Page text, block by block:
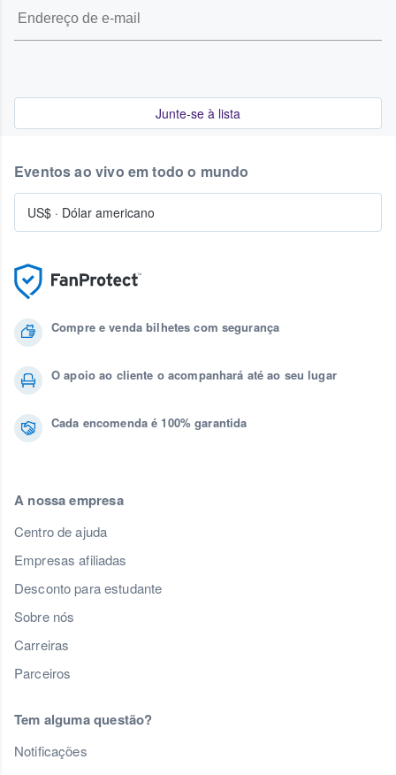
Junte-se à lista
Compre e venda bilhetes com segurança
O apoio ao cliente o acompanhará até ao seu lugar
Cada encomenda é 100% garantida
A nossa empresa
Centro de ajuda
Empresas afiliadas
Desconto para estudante
Sobre nós
Carreiras
Parceiros
Tem alguma questão?
Notificações
Eventos ao vivo em todo o mundo
US$ · Dólar americano